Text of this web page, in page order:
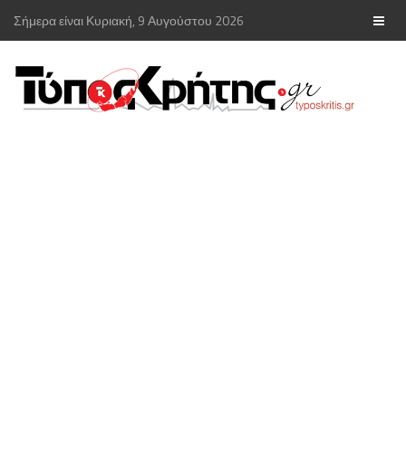
Σήμερα είναι Κυριακή, 9 Αυγούστου 2026